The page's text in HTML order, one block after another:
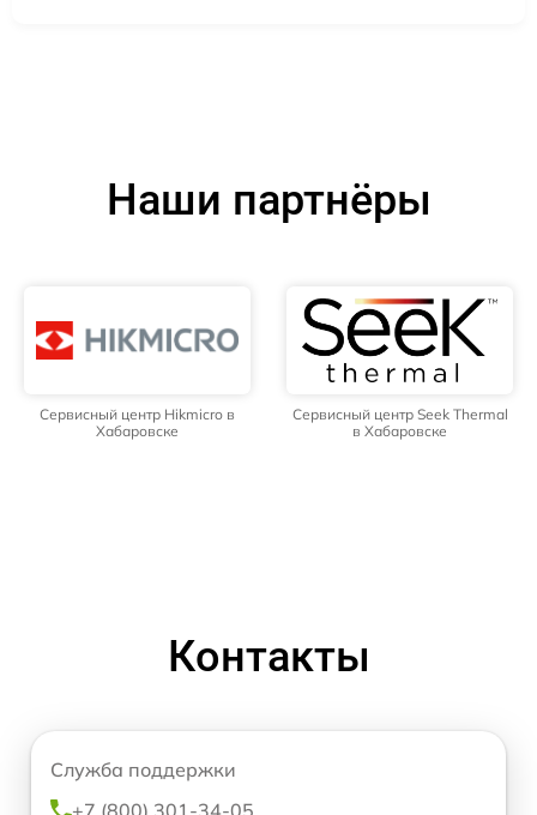
Наши партнёры
Сервисный центр Hikmicro в
Хабаровске
Сервисный центр Seek Thermal
в Хабаровске
Контакты
Служба поддержки
+7 (800) 301-34-05